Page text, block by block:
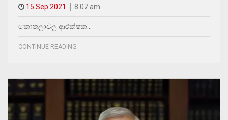
15 Sep 2021 8.07 am
කොතලාවල ආරක්ෂක…
CONTINUE READING